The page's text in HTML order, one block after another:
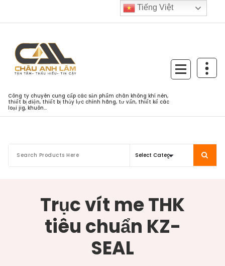
Công ty chuyên cung cấp các sản phẩm chân không khí nén,
thiết bị điện, thiết bị thủy lực chính hãng, tư vấn, thiết kế các
loại jig, khuôn...
Trục vít me THK
tiêu chuẩn KZ-
SEAL
Tiếng Việt